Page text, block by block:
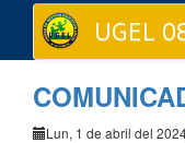
UGEL
Lun, 1 de abril del